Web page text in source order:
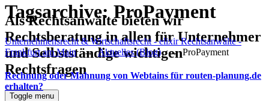
Als Rechtsanwälte bieten wir
Rechtsberatung in allen für Unternehmer
und Selbstständige wichtigen
Rechtsfragen
Toggle menu
Tagsarchive:ProPayment
Unternehmensrecht & Wirtschaftsrecht - elixir Rechtsanwälte -
Frankfurt am Main →Aktuelles (Blog)→ProPayment
Rechnung oder Mahnung von Webtains für routen-planung.de
erhalten?